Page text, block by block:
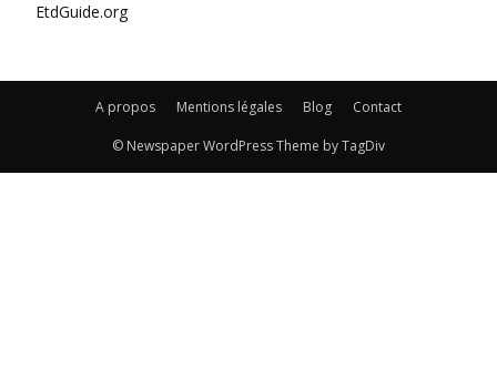
EtdGuide.org
A propos Mentions légales Blog Contact
© Newspaper WordPress Theme by TagDiv